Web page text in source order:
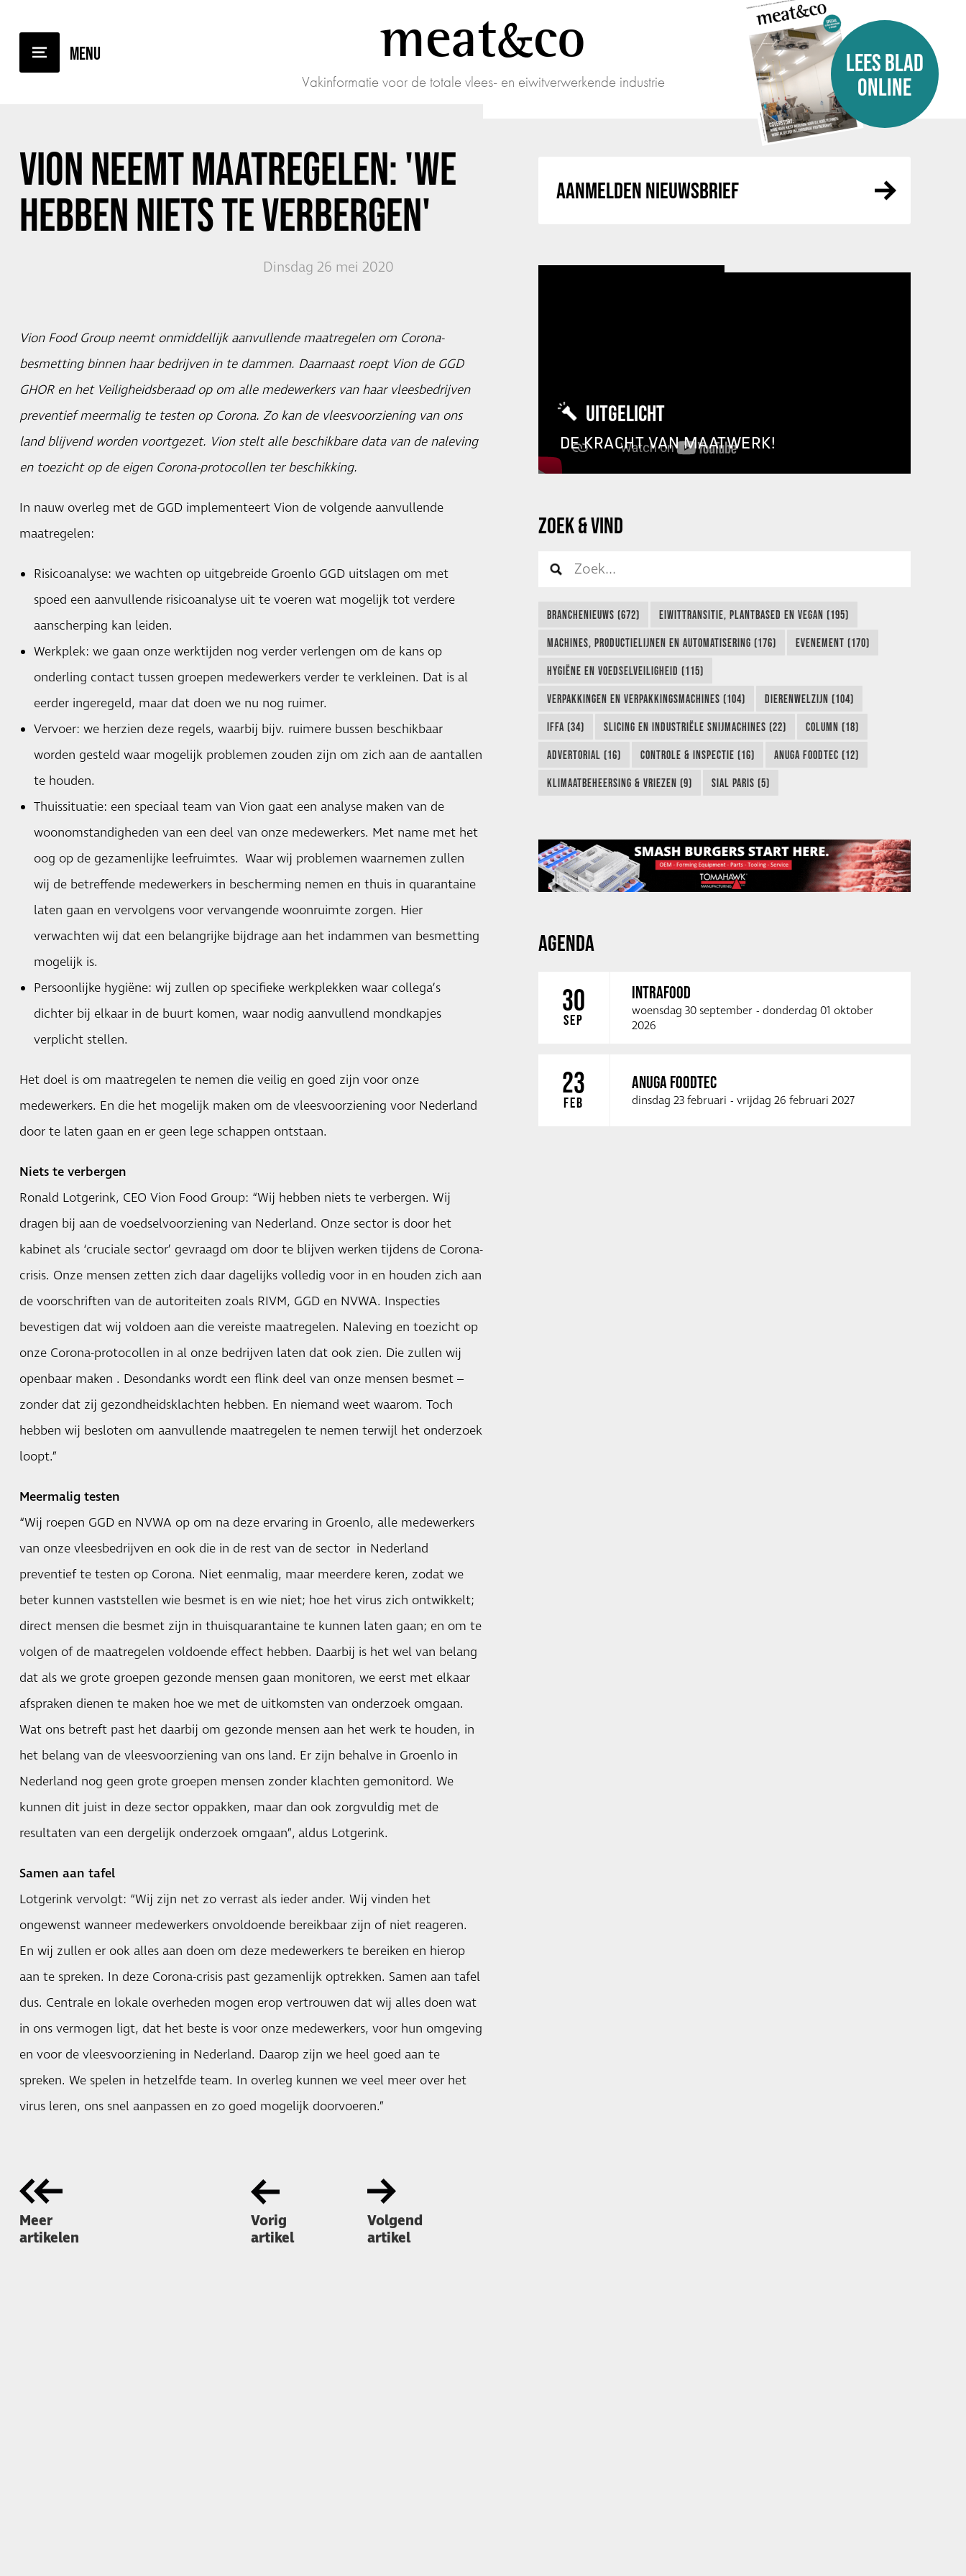
meatco
Vakinformatie voor de totale vlees- en eiwitverwerkende industrie
LEES BLAD
ONLINE
VION NEEMT MAATREGELEN: 'WE
HEBBEN NIETS TE VERBERGEN'
Dinsdag 26 mei 2020
Vion Food Group neemt onmiddellijk aanvullende maatregelen om Corona-
besmetting binnen haar bedrijven in te dammen. Daarnaast roept Vion de GGD
GHOR en het Veiligheidsberaad op om alle medewerkers van haar vleesbedrijven
preventief meermalig te testen op Corona. Zo kan de vleesvoorziening van ons
land blijvend worden voortgezet. Vion stelt alle beschikbare data van de naleving
en toezicht op de eigen Corona-protocollen ter beschikking.
In nauw overleg met de GGD implementeert Vion de volgende aanvullende
maatregelen:
Risicoanalyse: we wachten op uitgebreide Groenlo GGD uitslagen om met
spoed een aanvullende risicoanalyse uit te voeren wat mogelijk tot verdere
aanscherping kan leiden.
Werkplek: we gaan onze werktijden nog verder verlengen om de kans op
onderling contact tussen groepen medewerkers verder te verkleinen. Dat is al
eerder ingeregeld, maar dat doen we nu nog ruimer.
Vervoer: we herzien deze regels, waarbij bijv. ruimere bussen beschikbaar
worden gesteld waar mogelijk problemen zouden zijn om zich aan de aantallen
te houden.
Thuissituatie: een speciaal team van Vion gaat een analyse maken van de
woonomstandigheden van een deel van onze medewerkers. Met name met het
oog op de gezamenlijke leefruimtes. Waar wij problemen waarnemen zullen
wij de betreffende medewerkers in bescherming nemen en thuis in quarantaine
laten gaan en vervolgens voor vervangende woonruimte zorgen. Hier
verwachten wij dat een belangrijke bijdrage aan het indammen van besmetting
mogelijk is.
Persoonlijke hygiëne: wij zullen op specifieke werkplekken waar collega’s
dichter bij elkaar in de buurt komen, waar nodig aanvullend mondkapjes
verplicht stellen.
Het doel is om maatregelen te nemen die veilig en goed zijn voor onze
medewerkers. En die het mogelijk maken om de vleesvoorziening voor Nederland
door te laten gaan en er geen lege schappen ontstaan.
Niets te verbergen
Ronald Lotgerink, CEO Vion Food Group: “Wij hebben niets te verbergen. Wij
dragen bij aan de voedselvoorziening van Nederland. Onze sector is door het
kabinet als ‘cruciale sector’ gevraagd om door te blijven werken tijdens de Corona-
crisis. Onze mensen zetten zich daar dagelijks volledig voor in en houden zich aan
de voorschriften van de autoriteiten zoals RIVM, GGD en NVWA. Inspecties
bevestigen dat wij voldoen aan die vereiste maatregelen. Naleving en toezicht op
onze Corona-protocollen in al onze bedrijven laten dat ook zien. Die zullen wij
openbaar maken . Desondanks wordt een flink deel van onze mensen besmet –
zonder dat zij gezondheidsklachten hebben. En niemand weet waarom. Toch
hebben wij besloten om aanvullende maatregelen te nemen terwijl het onderzoek
loopt.”
Meermalig testen
“Wij roepen GGD en NVWA op om na deze ervaring in Groenlo, alle medewerkers
van onze vleesbedrijven en ook die in de rest van de sector in Nederland
preventief te testen op Corona. Niet eenmalig, maar meerdere keren, zodat we
beter kunnen vaststellen wie besmet is en wie niet; hoe het virus zich ontwikkelt;
direct mensen die besmet zijn in thuisquarantaine te kunnen laten gaan; en om te
volgen of de maatregelen voldoende effect hebben. Daarbij is het wel van belang
dat als we grote groepen gezonde mensen gaan monitoren, we eerst met elkaar
afspraken dienen te maken hoe we met de uitkomsten van onderzoek omgaan.
Wat ons betreft past het daarbij om gezonde mensen aan het werk te houden, in
het belang van de vleesvoorziening van ons land. Er zijn behalve in Groenlo in
Nederland nog geen grote groepen mensen zonder klachten gemonitord. We
kunnen dit juist in deze sector oppakken, maar dan ook zorgvuldig met de
resultaten van een dergelijk onderzoek omgaan”, aldus Lotgerink.
Samen aan tafel
Lotgerink vervolgt: “Wij zijn net zo verrast als ieder ander. Wij vinden het
ongewenst wanneer medewerkers onvoldoende bereikbaar zijn of niet reageren.
En wij zullen er ook alles aan doen om deze medewerkers te bereiken en hierop
aan te spreken. In deze Corona-crisis past gezamenlijk optrekken. Samen aan tafel
dus. Centrale en lokale overheden mogen erop vertrouwen dat wij alles doen wat
in ons vermogen ligt, dat het beste is voor onze medewerkers, voor hun omgeving
en voor de vleesvoorziening in Nederland. Daarop zijn we heel goed aan te
spreken. We spelen in hetzelfde team. In overleg kunnen we veel meer over het
virus leren, ons snel aanpassen en zo goed mogelijk doorvoeren.”
Meer
artikelen
Vorig
artikel
Volgend
artikel
AANMELDEN NIEUWSBRIEF
UITGELICHT
DE KRACHT VAN MAATWERK!
ZOEK & VIND
BRANCHENIEUWS (672) EIWITTRANSITIE, PLANTBASED EN VEGAN (195)
MACHINES, PRODUCTIELIJNEN EN AUTOMATISERING (176) EVENEMENT (170)
HYGIËNE EN VOEDSELVEILIGHEID (115)
VERPAKKINGEN EN VERPAKKINGSMACHINES (104) DIERENWELZIJN (104)
IFFA (34) SLICING EN INDUSTRIËLE SNIJMACHINES (22) COLUMN (18)
ADVERTORIAL (16) CONTROLE & INSPECTIE (16) ANUGA FOODTEC (12)
KLIMAATBEHEERSING & VRIEZEN (9) SIAL PARIS (5)
AGENDA
30
SEP
INTRAFOOD
woensdag 30 september - donderdag 01 oktober
2026
23
FEB
ANUGA FOODTEC
dinsdag 23 februari - vrijdag 26 februari 2027